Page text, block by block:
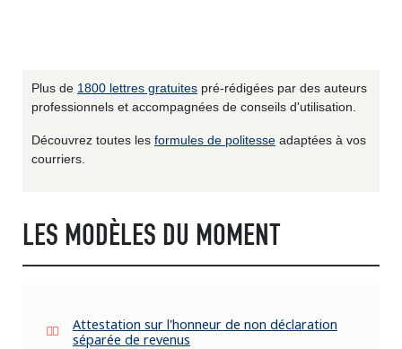
Plus de 1800 lettres gratuites pré-rédigées par des auteurs
professionnels et accompagnées de conseils d'utilisation.
Découvrez toutes les formules de politesse adaptées à vos
courriers.
LES MODÈLES DU MOMENT
Attestation sur l'honneur de non déclaration
séparée de revenus